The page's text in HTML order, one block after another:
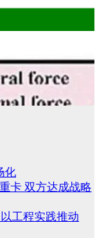
化
卡 双方达成战略
工程实践推动